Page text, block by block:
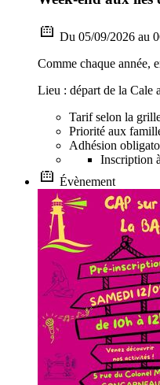
Du 05/09/2026 au
Comme chaque année,
Lieu : départ de la Cale
Tarif selon la
Priorité aux
Adhésion
Inscription
Évènement